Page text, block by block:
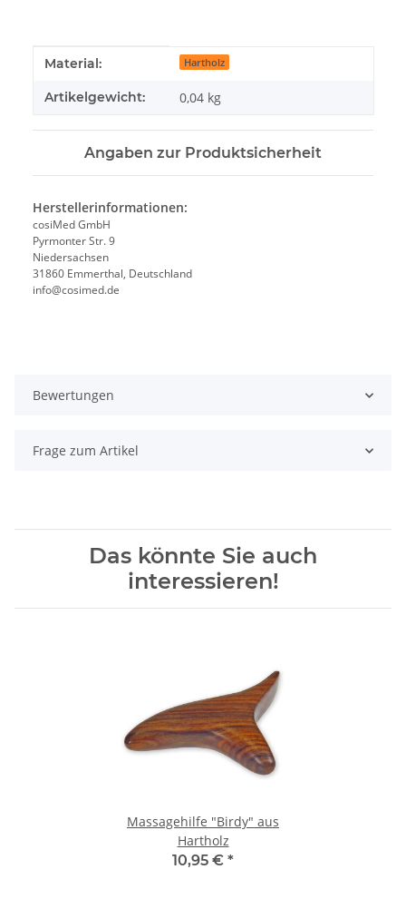
Produkteigenschaft
Wert
Material: Hartholz
Artikelgewicht: 0,04 kg
Angaben zur Produktsicherheit
Herstellerinformationen:
cosiMed GmbH
Pyrmonter Str. 9
Niedersachsen
31860 Emmerthal, Deutschland
info@cosimed.de
Bewertungen
Frage zum Artikel
Das könnte Sie auch
interessieren!
Massagehilfe "Birdy" aus
Hartholz
10,95 € *